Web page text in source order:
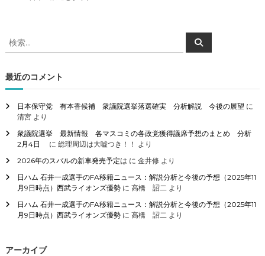
検
索
象
:
検
索
最近のコメント
日本保守党 有本香候補 衆議院選挙落選確実 分析解説 今後の展望 に
清宮より
衆議院選挙 最新情報 各マスコミの各政党獲得議席予想のまとめ 分析
2月4日
に 総理周辺は大嘘つき！！ より
2026年のスバルの新車発売予定は に 金井修より
日ハム 石井一成選手のFA移籍ニュース：解説分析と今後の予想（2025年11
月9日時点）西武ライオンズ優勢に 高橋 詔二より
日ハム 石井一成選手のFA移籍ニュース：解説分析と今後の予想（2025年11
月9日時点）西武ライオンズ優勢に 高橋 詔二より
アーカイブ